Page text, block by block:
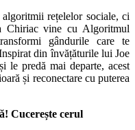
rețelelor sociale, ci
Chiriac vine cu Algoritmul
gândurile care te
din învățăturile lui Joe
le predă mai departe, acest
și reconectare cu puterea
Cucerește cerul